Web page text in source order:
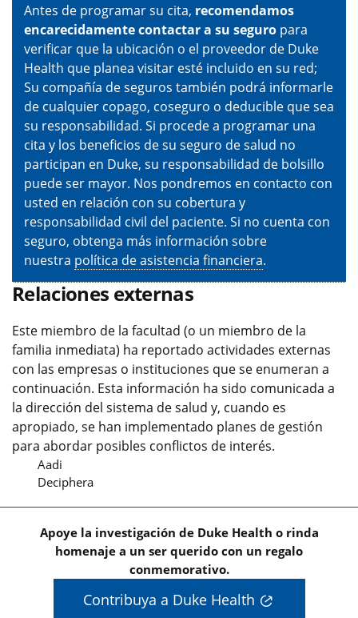
Antes de programar su cita, recomendamos
encarecidamente contactar a su seguro para
verificar que la ubicación o el proveedor de Duke
Health que planea visitar esté incluido en su red;
Su compañía de seguros también podrá informarle
de cualquier copago, coseguro o deducible que sea
su responsabilidad. Si procede a programar una
cita y los beneficios de su seguro de salud no
participan en Duke, su responsabilidad de bolsillo
puede ser mayor. Nos pondremos en contacto con
usted en relación con su cobertura y
responsabilidad civil del paciente. Si no cuenta con
seguro, obtenga más información sobre
nuestra política de asistencia financiera.
Relaciones externas
Este miembro de la facultad (o un miembro de la
familia inmediata) ha reportado actividades externas
con las empresas o instituciones que se enumeran a
continuación. Esta información ha sido comunicada a
la dirección del sistema de salud y, cuando es
apropiado, se han implementado planes de gestión
para abordar posibles conflictos de interés.
Aadi
Deciphera
Apoye la investigación de Duke Health o rinda
homenaje a un ser querido con un regalo
conmemorativo.
Contribuya a Duke Health